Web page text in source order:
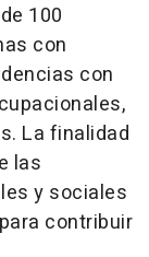
100
con
con
La finalidad
las
y sociales
contribuir